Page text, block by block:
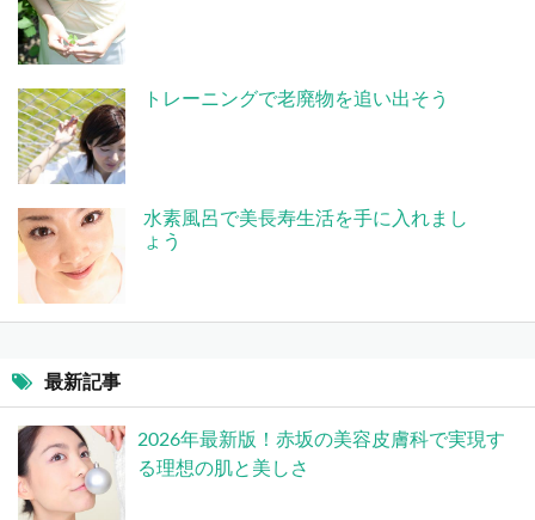
トレーニングで老廃物を追い出そう
水素風呂で美長寿生活を手に入れまし
ょう
最新記事
2026年最新版！赤坂の美容皮膚科で実現す
る理想の肌と美しさ